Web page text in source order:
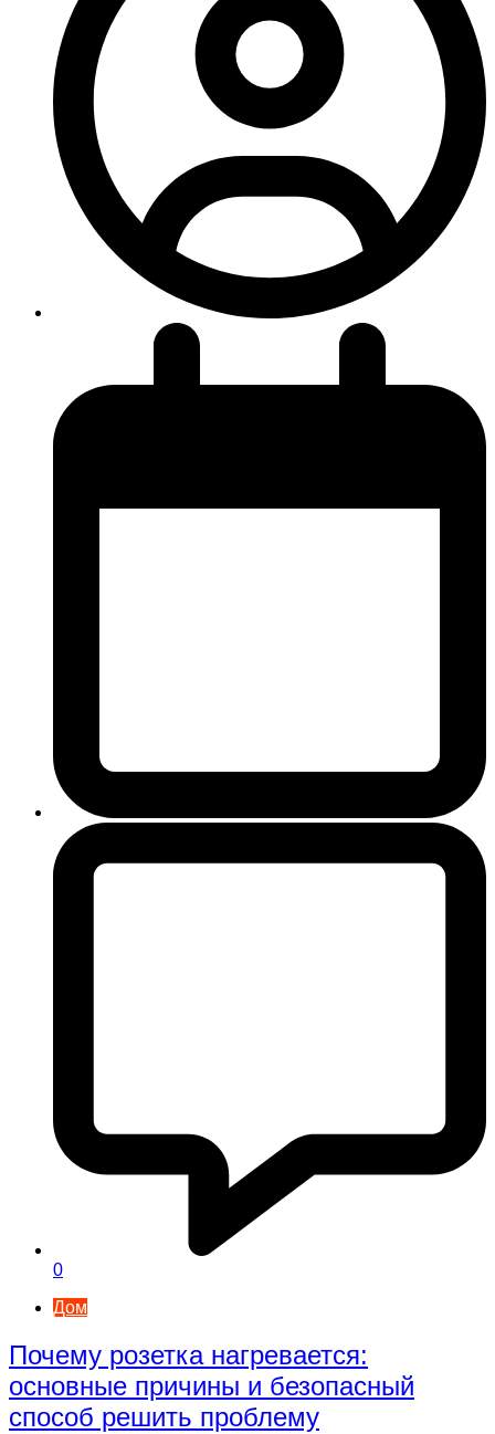
0
Дом
Почему розетка нагревается:
основные причины и безопасный
способ решить проблему